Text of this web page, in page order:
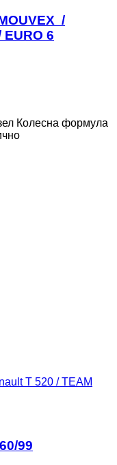
/
EURO 6
Колесна формула
T 520 / TEAM
99